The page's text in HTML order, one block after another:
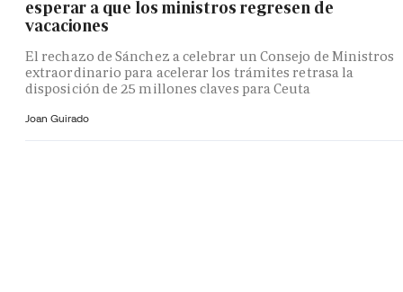
esperar a que los ministros regresen de
vacaciones
El rechazo de Sánchez a celebrar un Consejo de Ministros
extraordinario para acelerar los trámites retrasa la
disposición de 25 millones claves para Ceuta
Joan Guirado